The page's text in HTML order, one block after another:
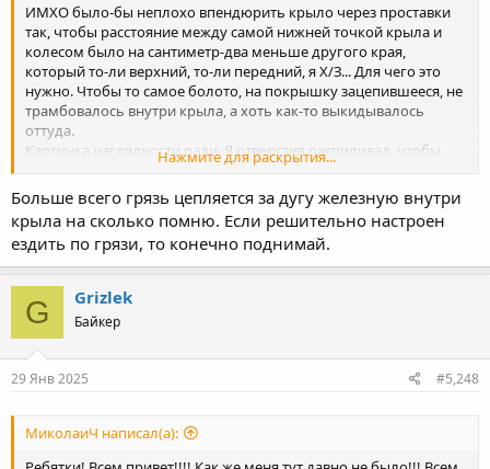
ИМХО было-бы неплохо впендюрить крыло через проставки
так, чтобы расстояние между самой нижней точкой крыла и
колесом было на сантиметр-два меньше другого края,
который то-ли верхний, то-ли передний, я Х/З... Для чего это
нужно. Чтобы то самое болото, на покрышку зацепившееся, не
трамбовалось внутри крыла, а хоть как-то выкидывалось
оттуда.
Картинка наглядности ради. Я отверстия распиливал, чтобы
крыло поставить как нужно. На проставках проще это сделать,
Нажмите для раскрытия...
Больше всего грязь цепляется за дугу железную внутри
крыла на сколько помню. Если решительно настроен
ездить по грязи, то конечно поднимай.
G Grizlek
Байкер
29 Янв 2025 #5,248
МиколаиЧ написал(а):